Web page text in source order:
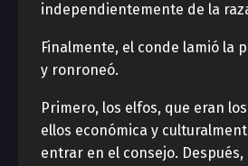
independientemente de la
Finalmente, el conde lamió la
y ronroneó.
Primero, los elfos, que eran
ellos económica y
entrar en el consejo.